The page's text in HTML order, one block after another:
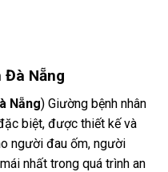
Đà Nẵng
Nẵng) Giường bệnh nhân
biệt, được thiết kế và
người đau ốm, người
nhất trong quá trình an